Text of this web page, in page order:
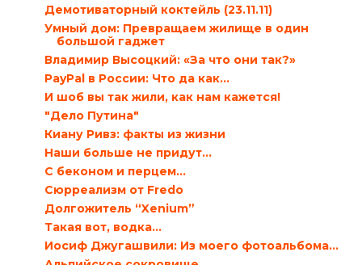
Демотиваторный коктейль (23.11.11)
Умный дом: Превращаем жилище в один
большой гаджет
Владимир Высоцкий: «За что они так?»
PayPal в России: Что да как…
И шоб вы так жили, как нам кажется!
"Дело Путина"
Киану Ривз: факты из жизни
Наши больше не придут…
С беконом и перцем…
Сюрреализм от Fredo
Долгожитель “Xenium”
Такая вот, водка…
Иосиф Джугашвили: Из моего фотоальбома…